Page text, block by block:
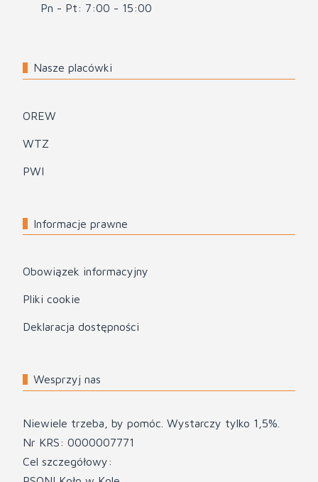
Pn - Pt: 7:00 - 15:00
Nasze placówki
OREW
WTZ
PWI
Informacje prawne
Obowiązek informacyjny
Pliki cookie
Deklaracja dostępności
Wesprzyj nas
Niewiele trzeba, by pomóc. Wystarczy tylko 1,5%.
Nr KRS: 0000007771
Cel szczegółowy: